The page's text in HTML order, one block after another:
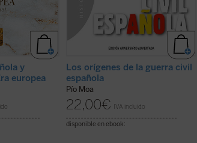
y
europea
Los orígenes de la guerra civil
española
Pío Moa
22,00€ IVA incluido
disponible en ebook: